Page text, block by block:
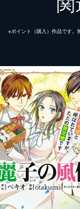
※ポイント（購⼊）作品です。